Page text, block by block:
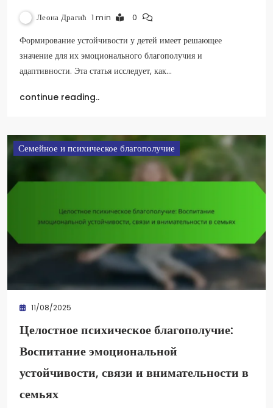
Леона Драгић 1 min 0
Формирование устойчивости у детей имеет решающее
значение для их эмоционального благополучия и
адаптивности. Эта статья исследует, как…
continue reading..
Семейное и психическое благополучие
11/08/2025
Целостное психическое благополучие:
Воспитание эмоциональной
устойчивости, связи и внимательности в
семьях